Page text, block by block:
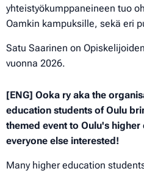
yhteistyökumppaneineen tuo
Oamkin kampuksille, sekä eri
Satu Saarinen on
vuonna 2026.
[ENG] Ooka ry aka the
education students of Oulu
themed event to Oulu's
everyone else interested!
Many higher education